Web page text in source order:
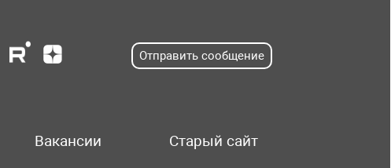
Отправить сообщение
Вакансии Старый сайт